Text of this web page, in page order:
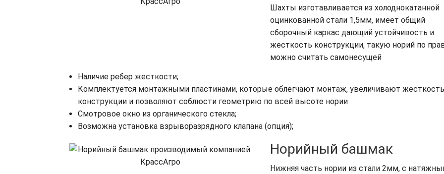
Шахты изготавливается из холоднокатанной
оцинкованной стали 1,5мм, имеет общий
сборочный каркас дающий устойчивость и
жесткость конструкции, такую норий по
можно считать самонесущей
Наличие ребер жесткости;
Комплектуется монтажными пластинами, которые облегчают монтаж, увеличивают жесткость
конструкции и позволяют соблюсти геометрию по всей высоте нории
Смотровое окно из органического стекла;
Возможна установка взрыворазрядного клапана (опция);
Норийный башмак
Нижняя часть нории из стали 2мм, с